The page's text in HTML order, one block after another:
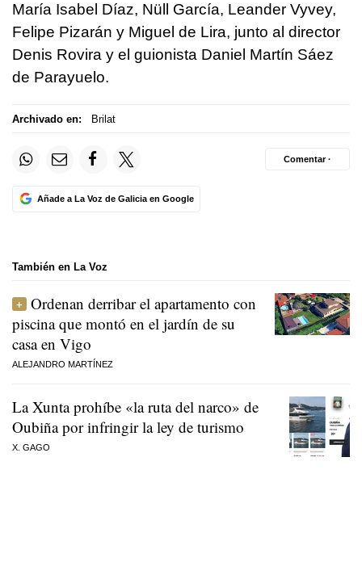
María Isabel Díaz, Nüll García, Leander Vyvey,
Felipe Pizarán y Miguel de Lira, junto al director
Denis Rovira y el guionista Daniel Martín Sáez
de Parayuelo.
Archivado en: Brilat
Añade a La Voz de Galicia en Google
Comentar ·
También en La Voz
Ordenan derribar el apartamento con
piscina que montó en el jardín de su
casa en Vigo
ALEJANDRO MARTÍNEZ
La Xunta prohíbe «la ruta del narco» de
Oubiña por infringir la ley de turismo
X. GAGO